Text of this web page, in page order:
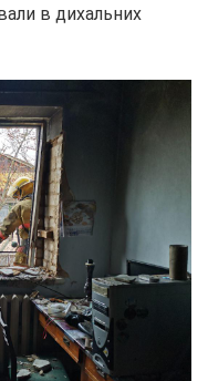
в дихальних